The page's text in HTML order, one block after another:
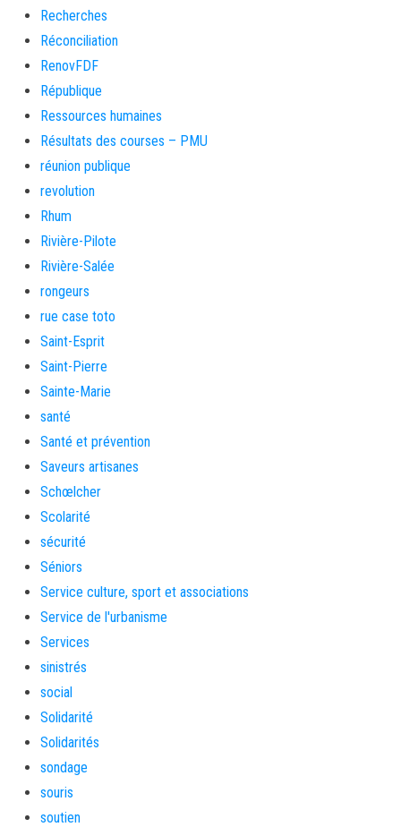
Recherches
Réconciliation
RenovFDF
République
Ressources humaines
Résultats des courses – PMU
réunion publique
revolution
Rhum
Rivière-Pilote
Rivière-Salée
rongeurs
rue case toto
Saint-Esprit
Saint-Pierre
Sainte-Marie
santé
Santé et prévention
Saveurs artisanes
Schœlcher
Scolarité
sécurité
Séniors
Service culture, sport et associations
Service de l'urbanisme
Services
sinistrés
social
Solidarité
Solidarités
sondage
souris
soutien